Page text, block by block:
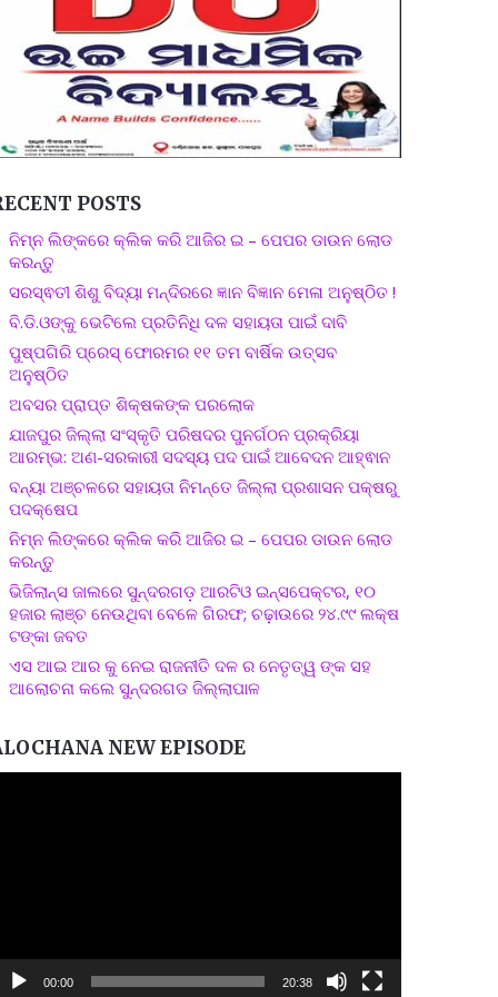
POSTS
ନିମ୍ନ ଲିଙ୍କରେ କ୍ଲିକ କରି ଆଜିର ଇ – ପେପର ଡାଉନ ଲୋଡ
କରନ୍ତୁ
ସରସ୍ଵତୀ ଶିଶୁ ବିଦ୍ୟା ମନ୍ଦିରରେ ଜ୍ଞାନ ବିଜ୍ଞାନ ମେଳା ଅନୁଷ୍ଠିତ !
ବି.ଡି.ଓଙ୍କୁ ଭେଟିଲେ ପ୍ରତିନିଧି ଦଳ ସହାୟତା ପାଇଁ ଦାବି
ପୁଷ୍ପଗିରି ପ୍ରେସ୍ ଫୋରମର ୧୧ ତମ ବାର୍ଷିକ ଉତ୍ସବ
ଅନୁଷ୍ଠିତ
ଅବସର ପ୍ରାପ୍ତ ଶିକ୍ଷକଙ୍କ ପରଲୋକ
ଯାଜପୁର ଜିଲ୍ଲା ସଂସ୍କୃତି ପରିଷଦର ପୁନର୍ଗଠନ ପ୍ରକ୍ରିୟା
ଆରମ୍ଭ: ଅଣ-ସରକାରୀ ସଦସ୍ୟ ପଦ ପାଇଁ ଆବେଦନ ଆହ୍ଵାନ
ବନ୍ୟା ଅଞ୍ଚଳରେ ସହାୟତା ନିମନ୍ତେ ଜିଲ୍ଲା ପ୍ରଶାସନ ପକ୍ଷରୁ
ପଦକ୍ଷେପ
ନିମ୍ନ ଲିଙ୍କରେ କ୍ଲିକ କରି ଆଜିର ଇ – ପେପର ଡାଉନ ଲୋଡ
କରନ୍ତୁ
ଭିଜିଲାନ୍ସ ଜାଲରେ ସୁନ୍ଦରଗଡ଼ ଆରଟିଓ ଇନ୍ସପେକ୍ଟର, ୧୦
ହଜାର ଲାଞ୍ଚ ନେଉଥିବା ବେଳେ ଗିରଫ; ଚଢ଼ାଉରେ ୨୪.୯୯ ଲକ୍ଷ
ଟଙ୍କା ଜବତ
ଏସ ଆଇ ଆର କୁ ନେଇ ରାଜନୀତି ଦଳ ର ନେତୃତ୍ୱ ଙ୍କ ସହ
ଆଲୋଚନା କଲେ ସୁନ୍ଦରଗଡ ଜିଲ୍ଲାପାଳ
NEW EPISODE
00:00 20:38